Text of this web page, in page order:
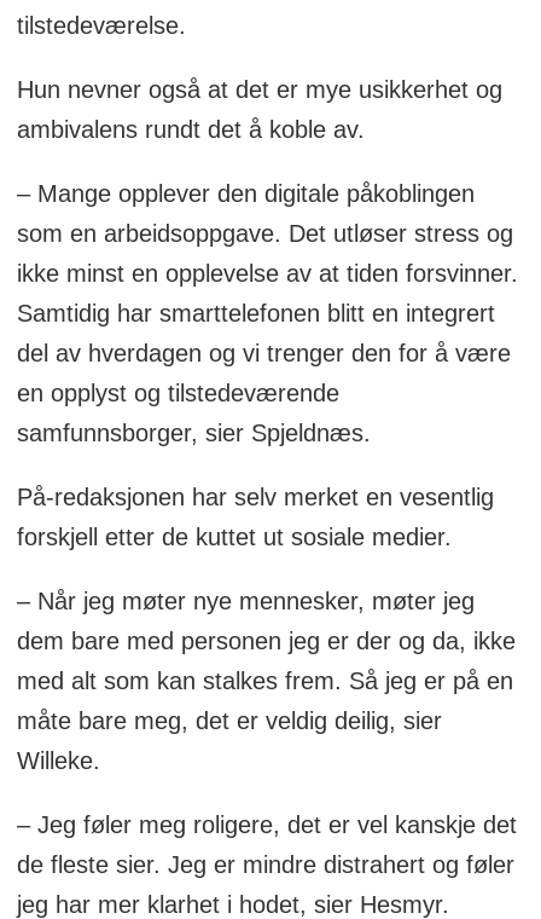
tilstedeværelse.
Hun nevner også at det er mye usikkerhet og
ambivalens rundt det å koble av.
– Mange opplever den digitale påkoblingen
som en arbeidsoppgave. Det utløser stress og
ikke minst en opplevelse av at tiden forsvinner.
Samtidig har smarttelefonen blitt en integrert
del av hverdagen og vi trenger den for å være
en opplyst og tilstedeværende
samfunnsborger, sier Spjeldnæs.
På-redaksjonen har selv merket en vesentlig
forskjell etter de kuttet ut sosiale medier.
– Når jeg møter nye mennesker, møter jeg
dem bare med personen jeg er der og da, ikke
med alt som kan stalkes frem. Så jeg er på en
måte bare meg, det er veldig deilig, sier
Willeke.
– Jeg føler meg roligere, det er vel kanskje det
de fleste sier. Jeg er mindre distrahert og føler
jeg har mer klarhet i hodet, sier Hesmyr.